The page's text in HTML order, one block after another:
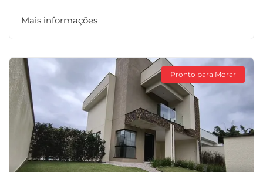
Mais informações
Pronto para Morar